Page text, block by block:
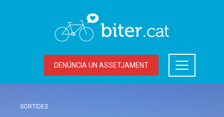
DENÚNCIA UN ASSETJAMENT
SORTIDES